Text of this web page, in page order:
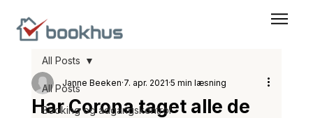
All Posts
Booking og adgangskontrol
All Posts
Har Corona taget alle de
Janne Beeken 7. apr. 2021 5 min læsning